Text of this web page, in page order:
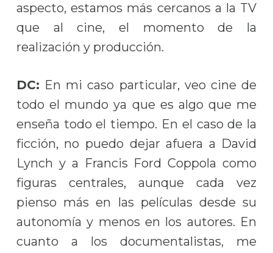
aspecto, estamos más cercanos a la TV
que al cine, el momento de la
realización y producción.
DC: En mi caso particular, veo cine de
todo el mundo ya que es algo que me
enseña todo el tiempo. En el caso de la
ficción, no puedo dejar afuera a David
Lynch y a Francis Ford Coppola como
figuras centrales, aunque cada vez
pienso más en las películas desde su
autonomía y menos en los autores. En
cuanto a los documentalistas, me